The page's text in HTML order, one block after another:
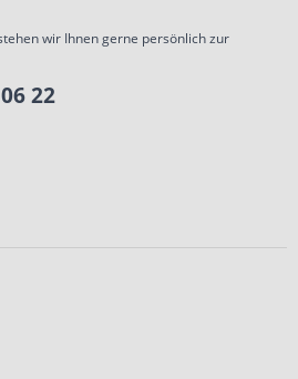
wir Ihnen gerne persönlich zur
22